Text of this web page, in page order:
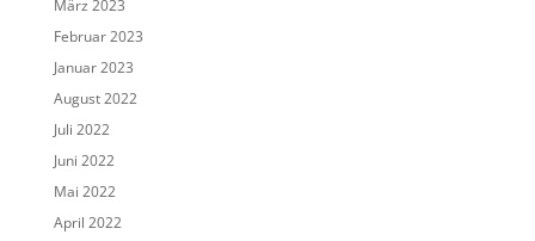
März 2023
Februar 2023
Januar 2023
August 2022
Juli 2022
Juni 2022
Mai 2022
April 2022